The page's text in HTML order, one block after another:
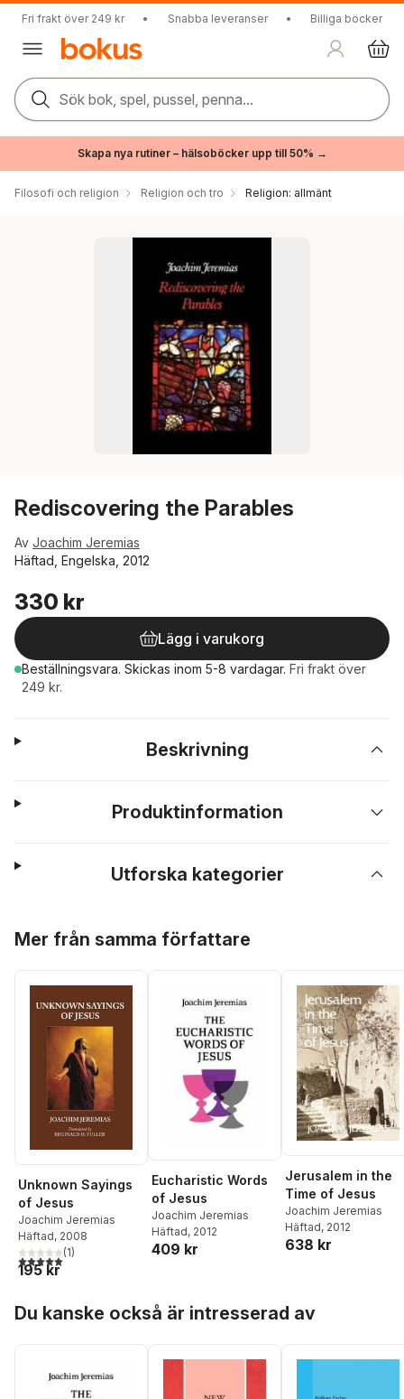
Fri frakt över 249 kr • Snabba leveranser • Billiga böcker
Sök bok, spel, pussel, penna...
Skapa nya rutiner – hälsoböcker upp till 50% →
Filosofi och religion Religion och tro Religion: allmänt
Rediscovering the Parables
Av Joachim Jeremias
Häftad, Engelska, 2012
330 kr
Lägg i varukorg
Beställningsvara. Skickas inom 5-8 vardagar. Fri frakt över
249 kr.
Beskrivning
Produktinformation
Utforska kategorier
Mer från samma författare
Unknown Sayings
of Jesus
Joachim Jeremias
Häftad, 2008
5,0utav 5 stjärnor. Totalt antal röster:
(1)
195 kr
Eucharistic Words
of Jesus
Joachim Jeremias
Häftad, 2012
409 kr
Jerusalem in the
Time of Jesus
Joachim Jeremias
Häftad, 2012
638 kr
Du kanske också är intresserad av